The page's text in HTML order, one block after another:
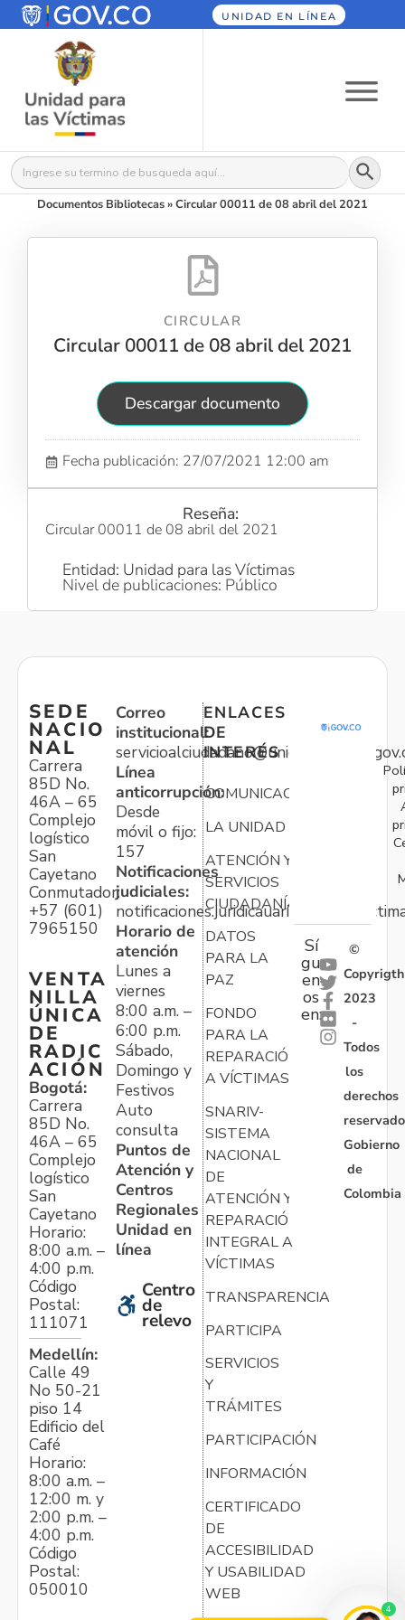
UNIDAD EN LÍNEA
Buscar: Botón
Documentos Bibliotecas»Circular 00011 de 08 abril del 2021
CIRCULAR
Circular 00011 de 08 abril del 2021
Descargar documento
Fecha publicación: 27/07/2021 12:00 am
Reseña:
Circular 00011 de 08 abril del 2021
Entidad: Unidad para las Víctimas
Nivel de publicaciones: Público
SEDE
NACIO
NAL
Carrera
85D No.
46A – 65
Complejo
logístico
San
Cayetano
Conmutador:
+57 (601)
7965150
VENTA
NILLA
ÚNICA
DE
RADIC
ACIÓN
Bogotá:
Carrera
85D No.
46A – 65
Complejo
logístico
San
Cayetano
Horario:
8:00 a.m. –
4:00 p.m.
Código
Postal:
111071
Medellín:
Calle 49
No 50-21
piso 14
Edificio del
Café
Horario:
8:00 a.m. –
12:00 m. y
2:00 p.m. –
4:00 p.m.
Código
Postal:
050010
Correo
institucional:
Línea
anticorrupción:
Desde
móvil o fijo:
157
Notificaciones
judiciales:
Horario de
atención
Lunes a
viernes
8:00 a.m. –
6:00 p.m.
Sábado,
Domingo y
Festivos
Auto
consulta
Puntos de
Atención y
Centros
Regionales
Unidad en
línea
Centro
de
relevo
ENLACES
DE
INTERÉS
COMUNICACIONES
LA UNIDAD
ATENCIÓN Y
SERVICIOS
CIUDADANÍA
DATOS
PARA LA
PAZ
FONDO
PARA LA
REPARACIÓN
A VÍCTIMAS
SNARIV-
SISTEMA
NACIONAL
DE
ATENCIÓN Y
REPARACIÓN
INTEGRAL A
VÍCTIMAS
TRANSPARENCIA
PARTICIPA
SERVICIOS
Y
TRÁMITES
PARTICIPACIÓN
INFORMACIÓN
CERTIFICADO
DE
ACCESIBILIDAD
Y USABILIDAD
WEB
Sí
gu
en
os
en:
©
Copyrigth
2023
-
Todos
los
derechos
Gobierno
de
Colombia
4